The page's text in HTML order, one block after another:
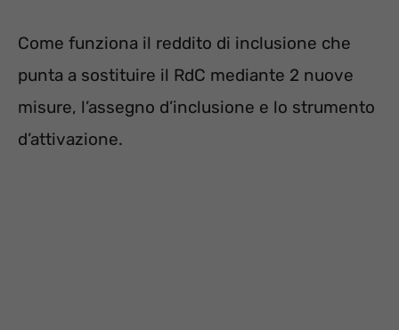
Come funziona il reddito di inclusione che
punta a sostituire il RdC mediante 2 nuove
misure, l’assegno d’inclusione e lo strumento
d’attivazione.